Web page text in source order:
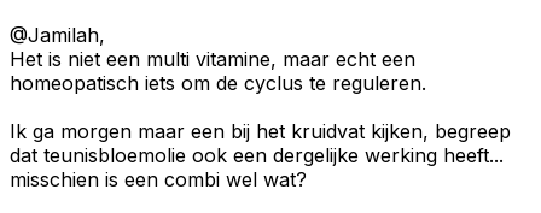
@Jamilah,
Het is niet een multi vitamine, maar echt een
homeopatisch iets om de cyclus te reguleren.
Ik ga morgen maar een bij het kruidvat kijken, begreep
dat teunisbloemolie ook een dergelijke werking heeft...
misschien is een combi wel wat?